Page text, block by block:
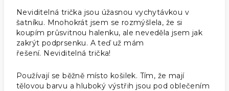
Neviditelná trička jsou úžasnou vychytávkou v
šatníku. Mnohokrát jsem se rozmýšlela, že si
koupím průsvitnou halenku, ale neveděla jsem jak
zakrýt podprsenku. A teď už mám
řešení. Neviditelná trička!
Používají se běžně místo košilek. Tím, že mají
tělovou barvu a hluboký výstřih jsou pod oblečením